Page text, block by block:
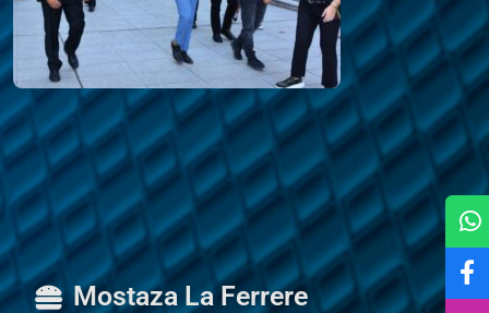
Mostaza La Ferrere